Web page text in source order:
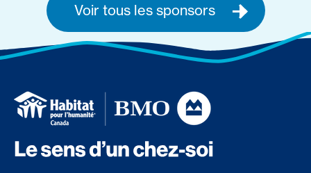
Voir tous les sponsors